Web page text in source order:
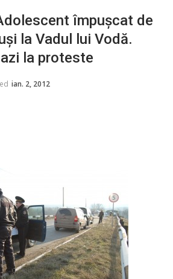
împuşcat de
la Vadul lui Vodă.
la proteste
ian. 2, 2012